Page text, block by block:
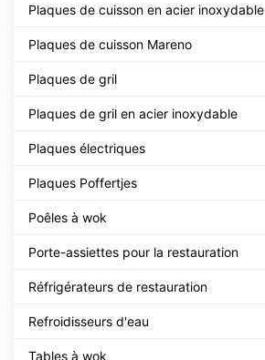
Plaques de cuisson en acier inoxydable
Plaques de cuisson Mareno
Plaques de gril
Plaques de gril en acier inoxydable
Plaques électriques
Plaques Poffertjes
Poêles à wok
Porte-assiettes pour la restauration
Réfrigérateurs de restauration
Refroidisseurs d'eau
Tables à wok